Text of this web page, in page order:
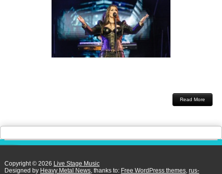
Read More
Copyright © 2026 Live Stage Music
Designed by Heavy Metal News, thanks to: Free WordPress themes, rus-